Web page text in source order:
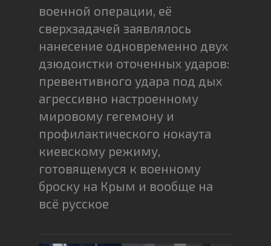
военной операции, её
сверхзадачей заявлялось
нанесение одновременно двух
дзюдоистки оточенных ударов:
превентивного удара под дых
агрессивно настроенному
мировому гегемону и
профилактического нокаута
киевскому режиму,
готовящемуся к военному
броску на Крым и вообще на
всё русское